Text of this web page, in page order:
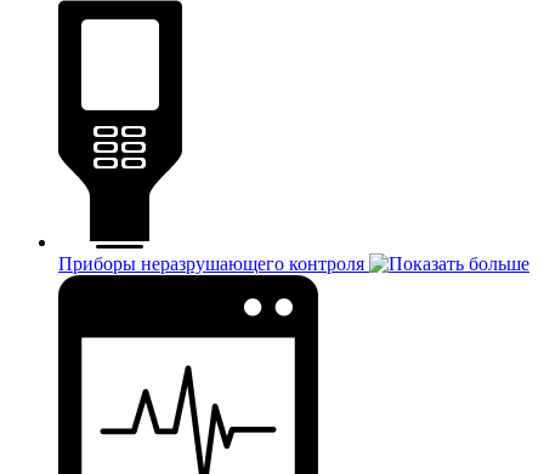
Приборы неразрушающего контроля